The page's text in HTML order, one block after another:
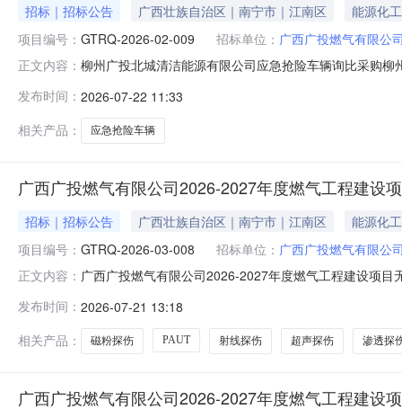
招标｜招标公告 广西壮族自治区｜南宁市｜江南区
能源化工
项目编号： GTRQ-2026-02-009 招标单位： 广西广投燃气有限公
正文内容： 柳州广投北城清洁能源有限公司应急抢险车辆询比采购
救险车7.合同履行期限：自签订之日起至双方验收合格
发布时间： 2026-07-22 11:33
相关产品：
应急抢险车辆
广西广投燃气有限公司2026-2027年度燃气工程建设
招标｜招标公告 广西壮族自治区｜南宁市｜江南区
能源化工
项目编号： GTRQ-2026-03-008 招标单位： 广西广投燃气有限公
正文内容： 广西广投燃气有限公司2026-2027年度燃气工程建设项
预算：60.5145万元（含税）6.采购需求：本次采购以固
用
发布时间： 2026-07-21 13:18
相关产品：
磁粉探伤 PAUT 射线探伤 超声探伤 渗透探
广西广投燃气有限公司2026-2027年度燃气工程建设